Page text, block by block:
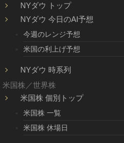
NYダウ トップ
NYダウ 今日のAI予想
今週のレンジ予想
米国の利上げ予想
NYダウ 時系列
米国株／世界株
米国株 個別トップ
米国株 一覧
米国株 休場日